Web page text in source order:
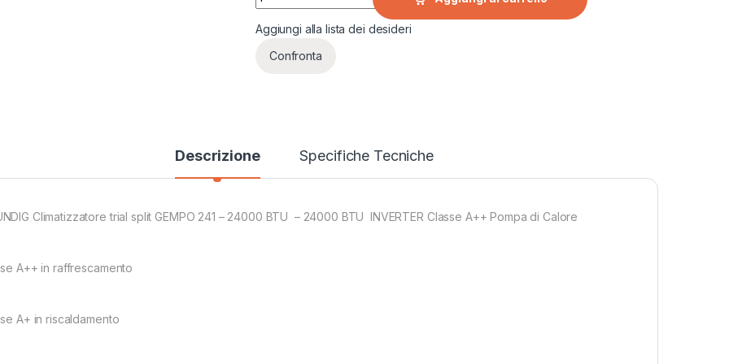
Aggiungi alla lista dei desideri
Confronta
Descrizione Specifiche Tecniche
Climatizzatore trial split GEMPO 241 – 24000 BTU – 24000 BTU INVERTER Classe A++ Pompa di Calore
A++ in raffrescamento
A+ in riscaldamento